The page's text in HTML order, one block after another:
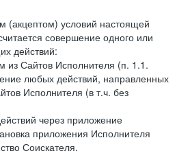
(акцептом) условий настоящей
совершение одного или
действий:
из Сайтов Исполнителя (п. 1.1.
любых действий, направленных
Исполнителя (в т.ч. без
через приложение
приложения Исполнителя
Соискателя.